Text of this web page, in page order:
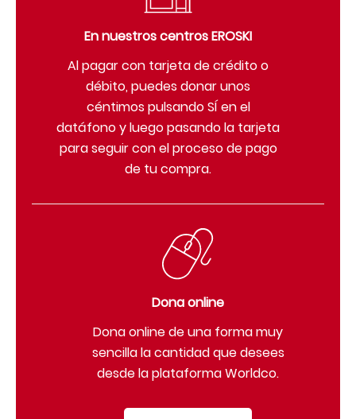
En nuestros centros EROSKI
Al pagar con tarjeta de crédito o
débito, puedes donar unos
céntimos pulsando SÍ en el
datáfono y luego pasando la tarjeta
para seguir con el proceso de pago
de tu compra.
Dona online
Dona online de una forma muy
sencilla la cantidad que desees
desde la plataforma Worldco.